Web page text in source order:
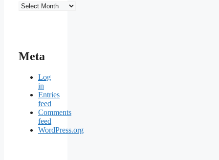
Archives
Meta
Log
in
Entries
feed
Comments
feed
WordPress.org